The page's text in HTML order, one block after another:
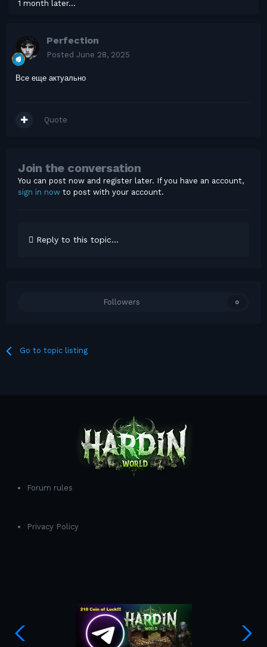
1 month later...
Perfection
Posted June 28, 2025
Все еще актуально
Quote
Join the conversation
You can post now and register later. If you have an account,
sign in now to post with your account.
Reply to this topic...
Followers 0
Go to topic listing
Forum rules
Privacy Policy